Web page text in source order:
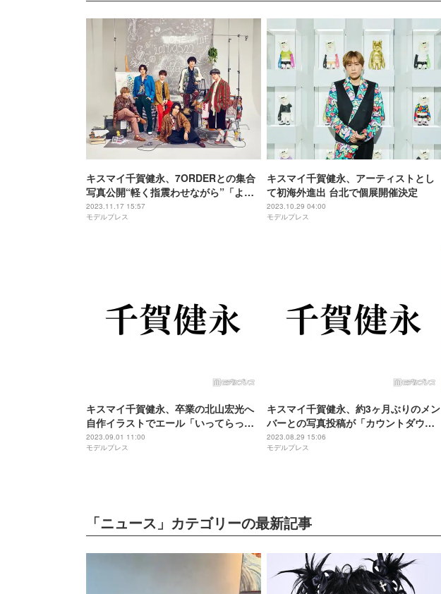
キスマイ千賀健永、7ORDERとの集合
写真公開“軽く指震わせながら”「よう
やくこの時が」「泣ける」とファン感
動
2023.11.17 15:57
モデルプレス
キスマイ千賀健永、アーティストとし
て初海外進出 台北で個展開催決定
2023.10.29 04:00
モデルプレス
キスマイ千賀健永、卒業の北山宏光へ
自作イラストでエール「いってらっし
ゃいませ」
2023.09.01 11:00
モデルプレス
キスマイ千賀健永、約3ヶ月ぶりのメン
バーとの写真投稿が「カウントダウ
ン」と話題 31日までの投稿に注目集ま
る
2023.08.29 15:06
モデルプレス
「ニュース」カテゴリーの最新記事